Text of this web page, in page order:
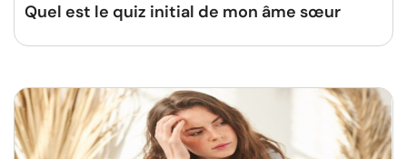
Quel est le quiz initial de mon âme sœur